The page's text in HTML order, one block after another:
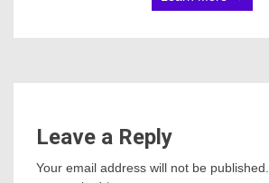
Leave a Reply
Your email address will not be published.